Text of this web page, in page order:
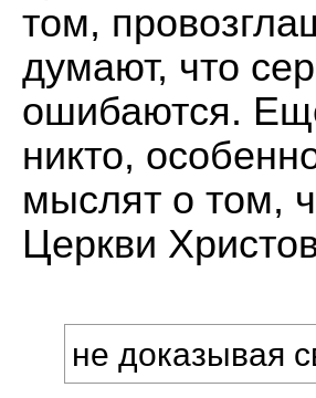
том,
думают, что
ошибаются.
никто,
мыслят о том,
Церкви
не доказывая